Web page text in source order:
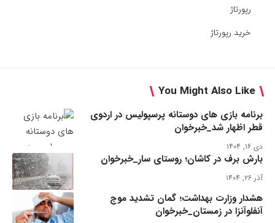
رپورتاژ
خرید رپورتاژ
You Might Also Like
برنامه بازی های دوستانه پرسپولیس در اردوی
قطر اظهار شد_خبرخوان
دی ۱۶, ۱۴۰۴
بارش برف در کاشان؛ روستای سار_خبرخوان
آذر ۲۶, ۱۴۰۴
هشدار وزارت بهداشت؛ گمان تشدید موج
آنفلوآنزا در زمستان_خبرخوان